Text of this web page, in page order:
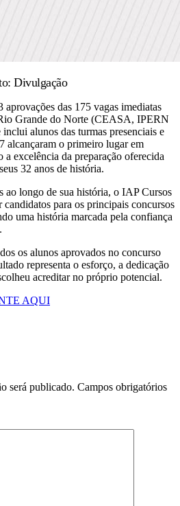
Divulgação
das 175 vagas imediatas
Grande do Norte (CEASA, IPERN
alunos das turmas presenciais e
alcançaram o primeiro lugar em
a excelência da preparação oferecida
32 anos de história.
ao longo de sua história, o IAP Cursos
para os principais concursos
uma história marcada pela confiança
os alunos aprovados no concurso
representa o esforço, a dedicação
acreditar no próprio potencial.
AQUI
será publicado. Campos obrigatórios